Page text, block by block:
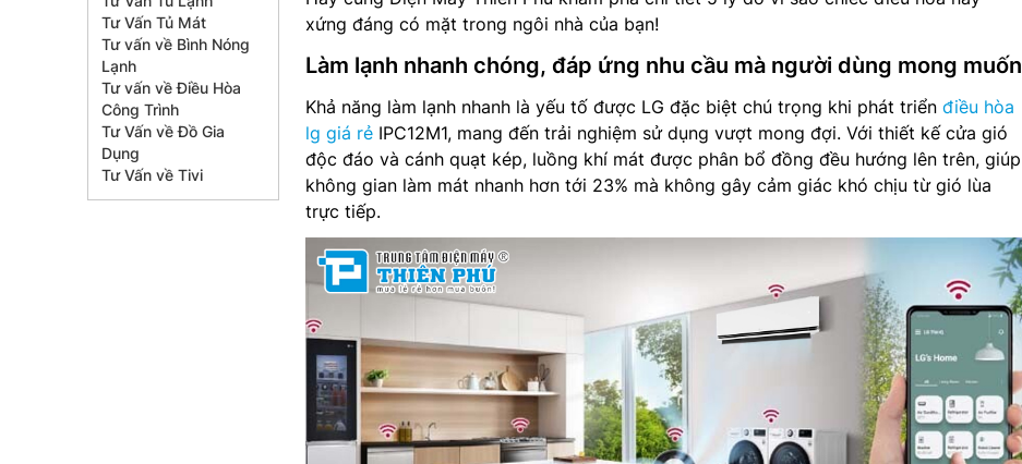
Tư Vấn Tủ Mát
Tư vấn về Bình Nóng
Lạnh
Tư vấn về Điều Hòa
Công Trình
Tư Vấn về Đồ Gia
Dụng
Tư Vấn về Tivi
xứng đáng có mặt trong ngôi nhà của bạn!
Làm lạnh nhanh chóng, đáp ứng nhu cầu mà người dùng mong muốn
Khả năng làm lạnh nhanh là yếu tố được LG đặc biệt chú trọng khi phát triển điều hòa
lg giá rẻ IPC12M1, mang đến trải nghiệm sử dụng vượt mong đợi. Với thiết kế cửa gió
độc đáo và cánh quạt kép, luồng khí mát được phân bổ đồng đều hướng lên trên, giúp
không gian làm mát nhanh hơn tới 23% mà không gây cảm giác khó chịu từ gió lùa
trực tiếp.